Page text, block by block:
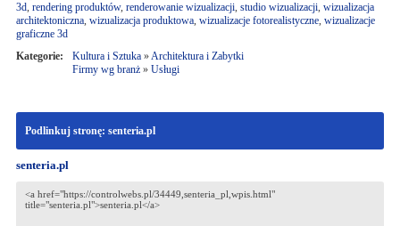
3d, rendering produktów, renderowanie wizualizacji, studio wizualizacji, wizualizacja
architektoniczna, wizualizacja produktowa, wizualizacje fotorealistyczne, wizualizacje
graficzne 3d
Kategorie:
Kultura i Sztuka»Architektura i Zabytki
Firmy wg branż» Usługi
Podlinkuj stronę: senteria.pl
senteria.pl